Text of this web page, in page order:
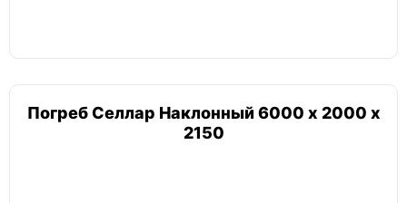
Погреб Селлар Наклонный 6000 х 2000 х
2150